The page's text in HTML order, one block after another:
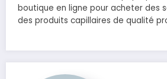
boutique en ligne pour acheter des
des produits capillaires de qualité